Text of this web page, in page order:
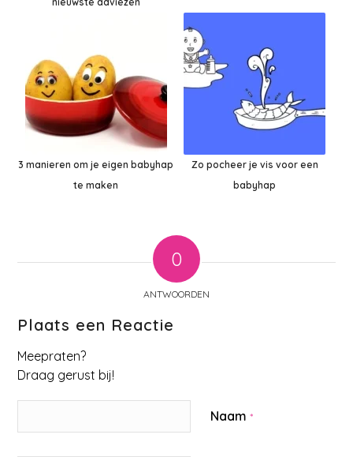
3 manieren om je eigen babyhap
te maken
Zo pocheer je vis voor een
babyhap
0
ANTWOORDEN
Plaats een Reactie
Meepraten?
Draag gerust bij!
Naam*